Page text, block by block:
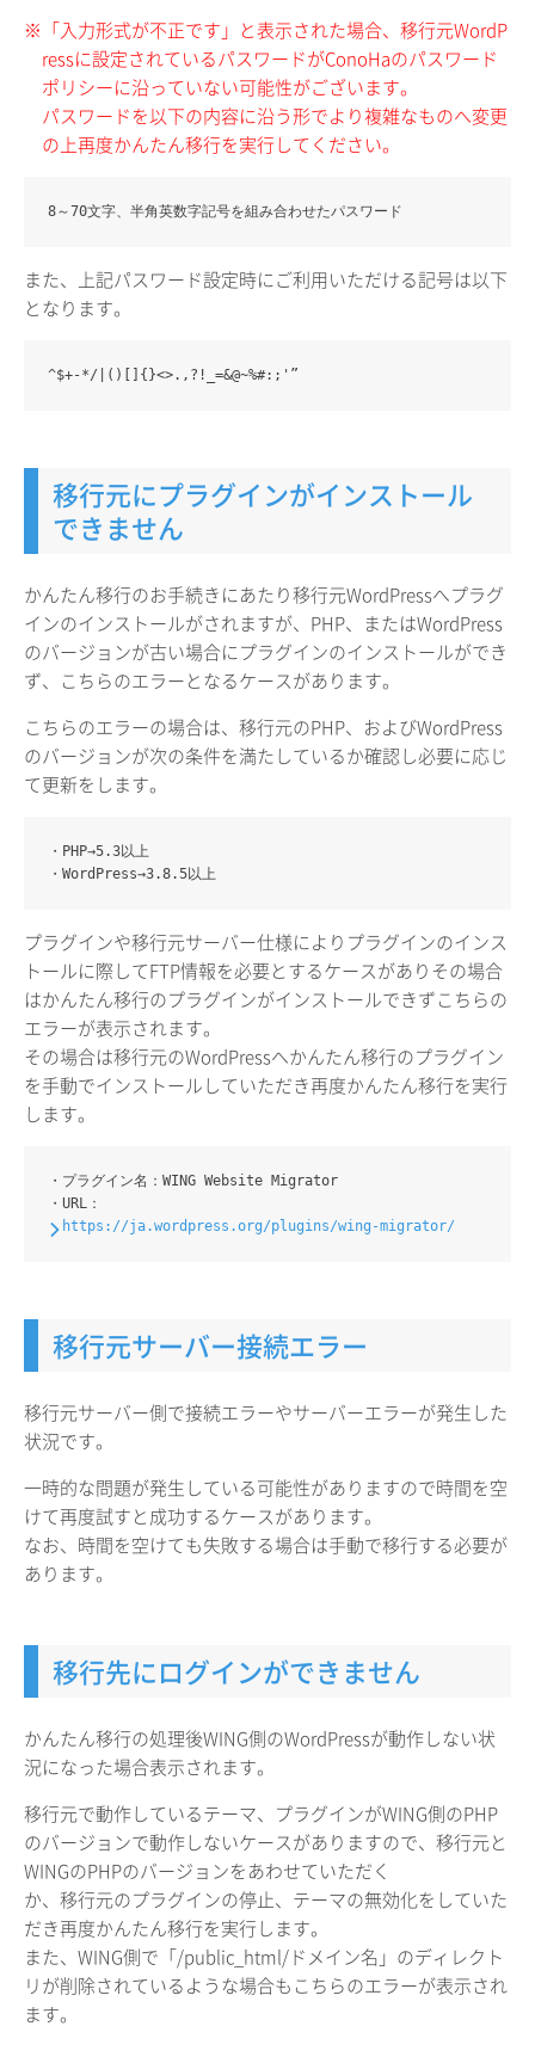
※「入力形式が不正です」と表示された場合、移行元WordP
ressに設定されているパスワードがConoHaのパスワード
ポリシーに沿っていない可能性がございます。
パスワードを以下の内容に沿う形でより複雑なものへ変更
の上再度かんたん移行を実行してください。
8～70文字、半角英数字記号を組み合わせたパスワード
また、上記パスワード設定時にご利用いただける記号は以下
となります。
^$+-*/|()[]{}<>.,?!_=&@~%#:;'”
移行元にプラグインがインストール
できません
かんたん移行のお手続きにあたり移行元WordPressへプラグ
インのインストールがされますが、PHP、またはWordPress
のバージョンが古い場合にプラグインのインストールができ
ず、こちらのエラーとなるケースがあります。
こちらのエラーの場合は、移行元のPHP、およびWordPress
のバージョンが次の条件を満たしているか確認し必要に応じ
て更新をします。
・PHP→5.3以上
・WordPress→3.8.5以上
プラグインや移行元サーバー仕様によりプラグインのインス
トールに際してFTP情報を必要とするケースがありその場合
はかんたん移行のプラグインがインストールできずこちらの
エラーが表示されます。
その場合は移行元のWordPressへかんたん移行のプラグイン
を手動でインストールしていただき再度かんたん移行を実行
します。
・プラグイン名：WING Website Migrator
・URL：
https://ja.wordpress.org/plugins/wing-migrator/
移行元サーバー接続エラー
移行元サーバー側で接続エラーやサーバーエラーが発生した
状況です。
一時的な問題が発生している可能性がありますので時間を空
けて再度試すと成功するケースがあります。
なお、時間を空けても失敗する場合は手動で移行する必要が
あります。
移行先にログインができません
かんたん移行の処理後WING側のWordPressが動作しない状
況になった場合表示されます。
移行元で動作しているテーマ、プラグインがWING側のPHP
のバージョンで動作しないケースがありますので、移行元と
WINGのPHPのバージョンをあわせていただく
か、移行元のプラグインの停止、テーマの無効化をしていた
だき再度かんたん移行を実行します。
また、WING側で「/public_html/ドメイン名」のディレクト
リが削除されているような場合もこちらのエラーが表示され
ます。